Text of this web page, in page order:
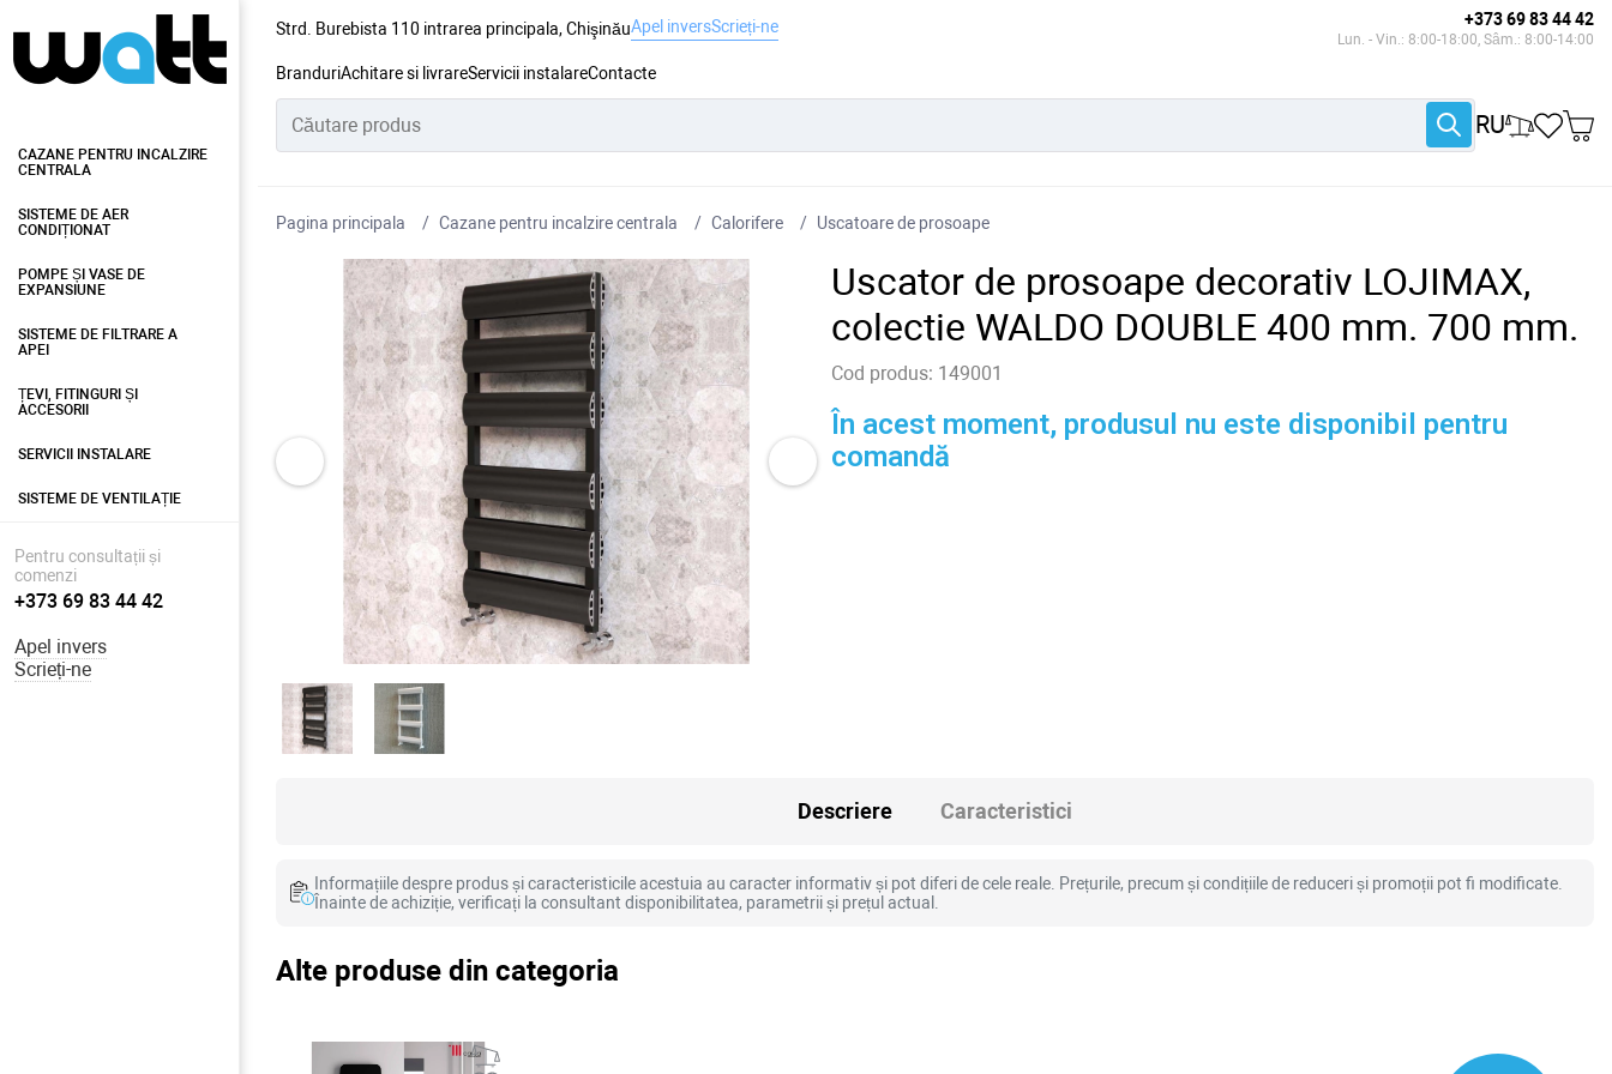
Strd. Burebista 110 intrarea principala, ChişinăuApel inversScrieți-ne +373 69 83 44 42
Lun. - Vin.: 8:00-18:00, Sâm.: 8:00-14:00
BranduriAchitare si livrareServicii instalareContacte
RU
CAZANE PENTRU INCALZIRE
CENTRALA
SISTEME DE AER
CONDIȚIONAT
POMPE ȘI VASE DE
EXPANSIUNE
SISTEME DE FILTRARE A
APEI
ȚEVI, FITINGURI ȘI
ACCESORII
SERVICII INSTALARE
SISTEME DE VENTILAȚIE
Pentru consultații și
comenzi
+373 69 83 44 42
Apel invers
Scrieți-ne
Pagina principala Cazane pentru incalzire centrala Сalorifere Uscatoare de prosoape
Uscator de prosoape decorativ LOJIMAX,
colectie WALDO DOUBLE 400 mm. 700 mm.
Cod produs: 149001
În acest moment, produsul nu este disponibil pentru
comandă
Descriere Caracteristici
Informațiile despre produs și caracteristicile acestuia au caracter informativ și pot diferi de cele reale. Prețurile, precum și condițiile de reduceri și promoții pot fi modificate.
Înainte de achiziție, verificați la consultant disponibilitatea, parametrii și prețul actual.
Alte produse din categoria